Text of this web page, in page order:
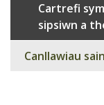
Cartrefi
sipsiwn a
Canllawiau sain